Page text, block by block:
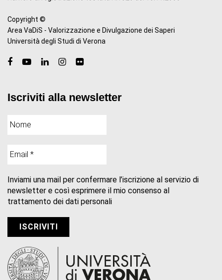
Copyright ©
Area VaDiS - Valorizzazione e Divulgazione dei Saperi
Università degli Studi di Verona
Iscriviti alla newsletter
Inviami una mail per confermare l’iscrizione al servizio di
newsletter e così esprimere il mio consenso al
trattamento dei dati personali